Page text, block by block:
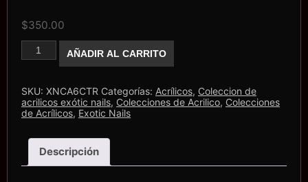
$350.00
Colección
Exotic
Tonos
Citrus
1/4oz
cantidad
AÑADIR AL CARRITO
SKU: XNCA6CTR Categorías: Acrílicos, Coleccion de
acrilicos exótic nails, Colecciones de Acrilico, Colecciones
de Acrílicos, Exotic Nails
Descripción